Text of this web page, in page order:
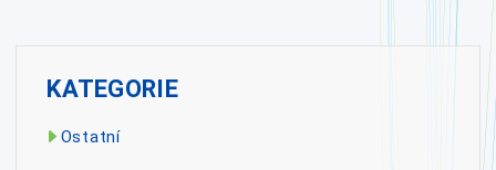
KATEGORIE
Ostatní